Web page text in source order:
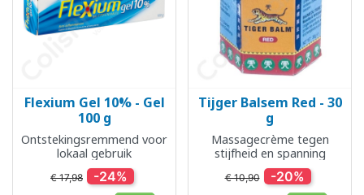
Flexium Gel 10% - Gel
100 g
Ontstekingsremmend voor
lokaal gebruik
€ 17,98 -24%
Tijger Balsem Red - 30
g
Massagecrème tegen
stijfheid en spanning
€ 10,90 -20%